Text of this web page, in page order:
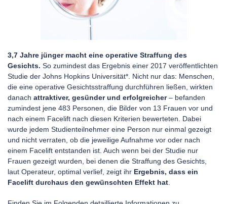
3,7 Jahre jünger macht eine operative Straffung des
Gesichts. So zumindest das Ergebnis einer 2017 veröffentlichten
Studie der Johns Hopkins Universität*. Nicht nur das: Menschen,
die eine operative Gesichtsstraffung durchführen ließen, wirkten
danach attraktiver, gesünder und erfolgreicher– befanden
zumindest jene 483 Personen, die Bilder von 13 Frauen vor und
nach einem Facelift nach diesen Kriterien bewerteten. Dabei
wurde jedem Studienteilnehmer eine Person nur einmal gezeigt
und nicht verraten, ob die jeweilige Aufnahme vor oder nach
einem Facelift entstanden ist. Auch wenn bei der Studie nur
Frauen gezeigt wurden, bei denen die Straffung des Gesichts,
laut Operateur, optimal verlief, zeigt ihr Ergebnis, dass ein
Facelift durchaus den gewünschten Effekt hat